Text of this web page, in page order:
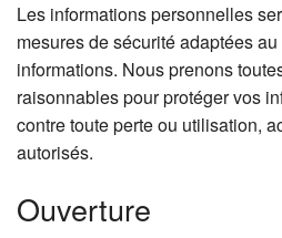
Les informations personnelles
mesures de sécurité adaptées
informations. Nous prenons
raisonnables pour protéger vos
contre toute perte ou utilisation,
autorisés.
Ouverture